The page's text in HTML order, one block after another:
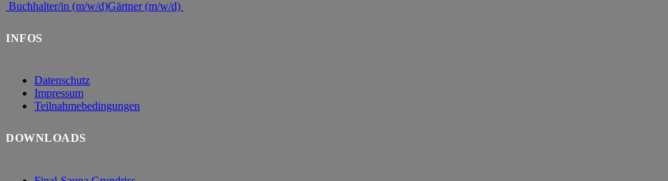
Buchhalter/in (m/w/d)Gärtner (m/w/d)
INFOS
Datenschutz
Impressum
Teilnahmebedingungen
DOWNLOADS